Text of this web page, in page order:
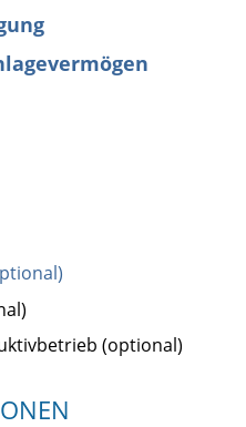
(optional)